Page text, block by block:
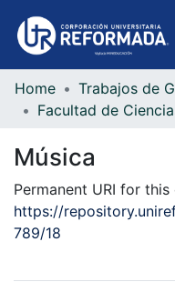
Communities &
Home
Trabajos de
Música
Permanent URI for
https://
789/18